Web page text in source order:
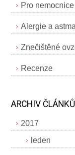
Pro nemocnice
Alergie a
Znečištěné
Recenze
ARCHIV ČLÁNKŮ
2017
leden